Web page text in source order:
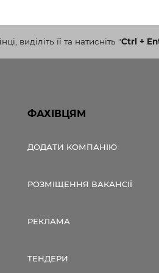
виділіть її та натисніть "Ctrl +
ФАХІВЦЯМ
ДОДАТИ КОМПАНІЮ
РОЗМІЩЕННЯ ВАКАНСІЇ
РЕКЛАМА
ТЕНДЕРИ